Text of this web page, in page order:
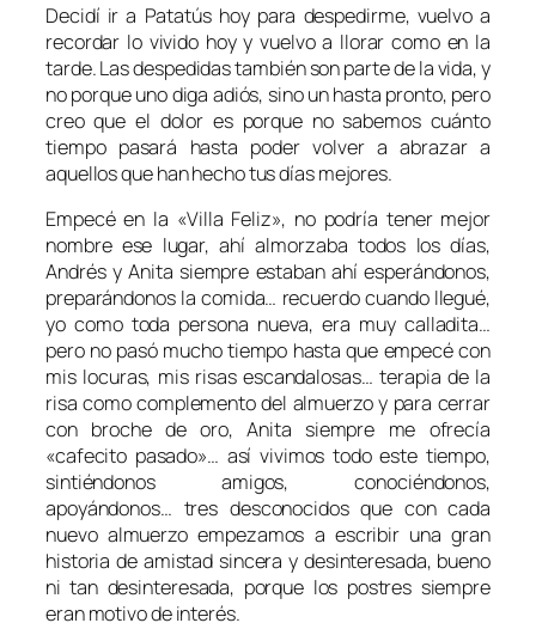
Decidí ir a Patatús hoy para despedirme, vuelvo a
recordar lo vivido hoy y vuelvo a llorar como en la
tarde. Las despedidas también son parte de la vida, y
no porque uno diga adiós, sino un hasta pronto, pero
creo que el dolor es porque no sabemos cuánto
tiempo pasará hasta poder volver a abrazar a
aquellos que han hecho tus días mejores.
Empecé en la «Villa Feliz», no podría tener mejor
nombre ese lugar, ahí almorzaba todos los días,
Andrés y Anita siempre estaban ahí esperándonos,
preparándonos la comida… recuerdo cuando llegué,
yo como toda persona nueva, era muy calladita…
pero no pasó mucho tiempo hasta que empecé con
mis locuras, mis risas escandalosas… terapia de la
risa como complemento del almuerzo y para cerrar
con broche de oro, Anita siempre me ofrecía
«cafecito pasado»… así vivimos todo este tiempo,
sintiéndonos amigos, conociéndonos,
apoyándonos… tres desconocidos que con cada
nuevo almuerzo empezamos a escribir una gran
historia de amistad sincera y desinteresada, bueno
ni tan desinteresada, porque los postres siempre
eran motivo de interés.